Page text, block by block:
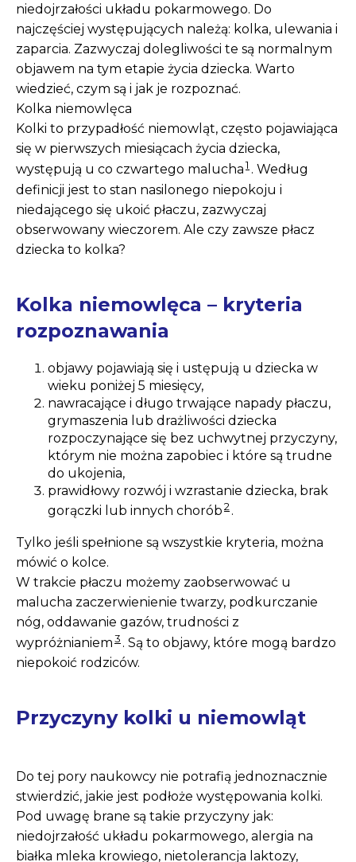
niedojrzałości układu pokarmowego. Do
najczęściej występujących należą: kolka, ulewania i
zaparcia. Zazwyczaj dolegliwości te są normalnym
objawem na tym etapie życia dziecka. Warto
wiedzieć, czym są i jak je rozpoznać.
Kolka niemowlęca
Kolki to przypadłość niemowląt, często pojawiająca
się w pierwszych miesiącach życia dziecka,
występują u co czwartego malucha1 . Według
definicji jest to stan nasilonego niepokoju i
niedającego się ukoić płaczu, zazwyczaj
obserwowany wieczorem. Ale czy zawsze płacz
dziecka to kolka?
Kolka niemowlęca – kryteria
rozpoznawania
objawy pojawiają się i ustępują u dziecka w
wieku poniżej 5 miesięcy,
nawracające i długo trwające napady płaczu,
grymaszenia lub drażliwości dziecka
rozpoczynające się bez uchwytnej przyczyny,
którym nie można zapobiec i które są trudne
do ukojenia,
prawidłowy rozwój i wzrastanie dziecka, brak
gorączki lub innych chorób2 .
Tylko jeśli spełnione są wszystkie kryteria, można
mówić o kolce.
W trakcie płaczu możemy zaobserwować u
malucha zaczerwienienie twarzy, podkurczanie
nóg, oddawanie gazów, trudności z
wypróżnianiem3 . Są to objawy, które mogą bardzo
niepokoić rodziców.
Przyczyny kolki u niemowląt
Do tej pory naukowcy nie potrafią jednoznacznie
stwierdzić, jakie jest podłoże występowania kolki.
Pod uwagę brane są takie przyczyny jak:
niedojrzałość układu pokarmowego, alergia na
białka mleka krowiego, nietolerancja laktozy,